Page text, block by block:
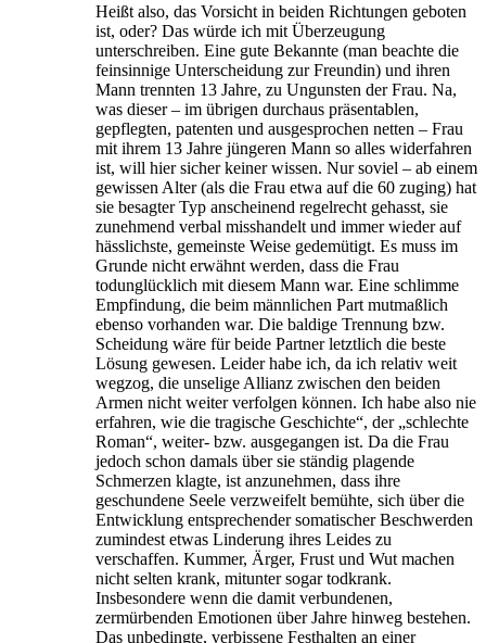
Heißt also, das Vorsicht in beiden Richtungen geboten
ist, oder? Das würde ich mit Überzeugung
unterschreiben. Eine gute Bekannte (man beachte die
feinsinnige Unterscheidung zur Freundin) und ihren
Mann trennten 13 Jahre, zu Ungunsten der Frau. Na,
was dieser – im übrigen durchaus präsentablen,
gepflegten, patenten und ausgesprochen netten – Frau
mit ihrem 13 Jahre jüngeren Mann so alles widerfahren
ist, will hier sicher keiner wissen. Nur soviel – ab einem
gewissen Alter (als die Frau etwa auf die 60 zuging) hat
sie besagter Typ anscheinend regelrecht gehasst, sie
zunehmend verbal misshandelt und immer wieder auf
hässlichste, gemeinste Weise gedemütigt. Es muss im
Grunde nicht erwähnt werden, dass die Frau
todunglücklich mit diesem Mann war. Eine schlimme
Empfindung, die beim männlichen Part mutmaßlich
ebenso vorhanden war. Die baldige Trennung bzw.
Scheidung wäre für beide Partner letztlich die beste
Lösung gewesen. Leider habe ich, da ich relativ weit
wegzog, die unselige Allianz zwischen den beiden
Armen nicht weiter verfolgen können. Ich habe also nie
erfahren, wie die tragische Geschichte“, der „schlechte
Roman“, weiter- bzw. ausgegangen ist. Da die Frau
jedoch schon damals über sie ständig plagende
Schmerzen klagte, ist anzunehmen, dass ihre
geschundene Seele verzweifelt bemühte, sich über die
Entwicklung entsprechender somatischer Beschwerden
zumindest etwas Linderung ihres Leides zu
verschaffen. Kummer, Ärger, Frust und Wut machen
nicht selten krank, mitunter sogar todkrank.
Insbesondere wenn die damit verbundenen,
zermürbenden Emotionen über Jahre hinweg bestehen.
Das unbedingte, verbissene Festhalten an einer